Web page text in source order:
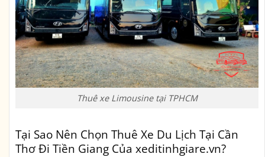
Thuê xe Limousine tại TPHCM
Tại Sao Nên Chọn Thuê Xe Du Lịch Tại Cần
Thơ Đi Tiền Giang Của xeditinhgiare.vn?